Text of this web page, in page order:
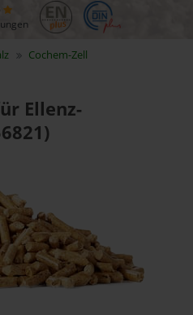
Cochem-Zell
Ellenz-